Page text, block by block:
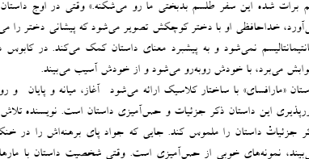
برات شده این سفر طلسم بدبختی ما رو می‌شکنه.» وقتی در اوج
خداحافظی او با دختر کوچکش تصویر می‌شود که پیشانی‌ دختر را
نمی‌شود و به پیشبرد معنای داستان کمک می‌کند. در
می‌برد، با خودش روبه‌رو می‌شود و از خودش آسیب می‌بیند.
«مارافسای» با ساختار کلاسیک ارائه می‌شود -آغاز، میانه و پایان-
این داستان ذکر جزئیات و حس‌آمیزی داستان است. نویسنده
جزئیاتْ داستان را ملموس کند. جایی که جواد پای برهنه‌اش را در
نمونه‌های خوبی از حس‌آمیزی است. وقتی شخصیت داستان با